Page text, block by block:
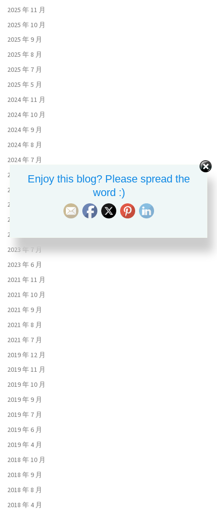
2025 年 11 月
2025 年 10 月
2025 年 9 月
2025 年 8 月
2025 年 7 月
2025 年 5 月
2024 年 11 月
2024 年 10 月
2024 年 9 月
2024 年 8 月
2024 年 7 月
2024 年 6 月
2023 年 11 月
2023 年 10 月
2023 年 9 月
2023 年 8 月
2023 年 7 月
2023 年 6 月
2021 年 11 月
2021 年 10 月
2021 年 9 月
2021 年 8 月
2021 年 7 月
2019 年 12 月
2019 年 11 月
2019 年 10 月
2019 年 9 月
2019 年 7 月
2019 年 6 月
2019 年 4 月
2018 年 10 月
2018 年 9 月
2018 年 8 月
2018 年 4 月
Enjoy this blog? Please spread the
word :)